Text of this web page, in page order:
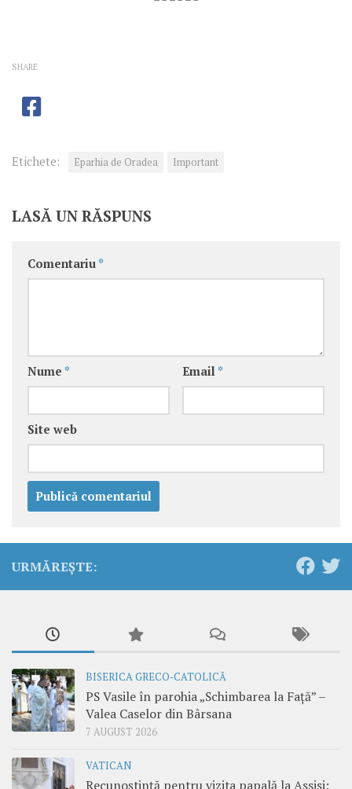
SHARE
Etichete: Eparhia de Oradea Important
LASĂ UN RĂSPUNS
Comentariu *
Nume * Email *
Site web
URMĂREȘTE:
BISERICA GRECO-CATOLICĂ
PS Vasile în parohia „Schimbarea la Față” –
Valea Caselor din Bârsana
7 AUGUST 2026
VATICAN
Recunoștință pentru vizita papală la Assisi: